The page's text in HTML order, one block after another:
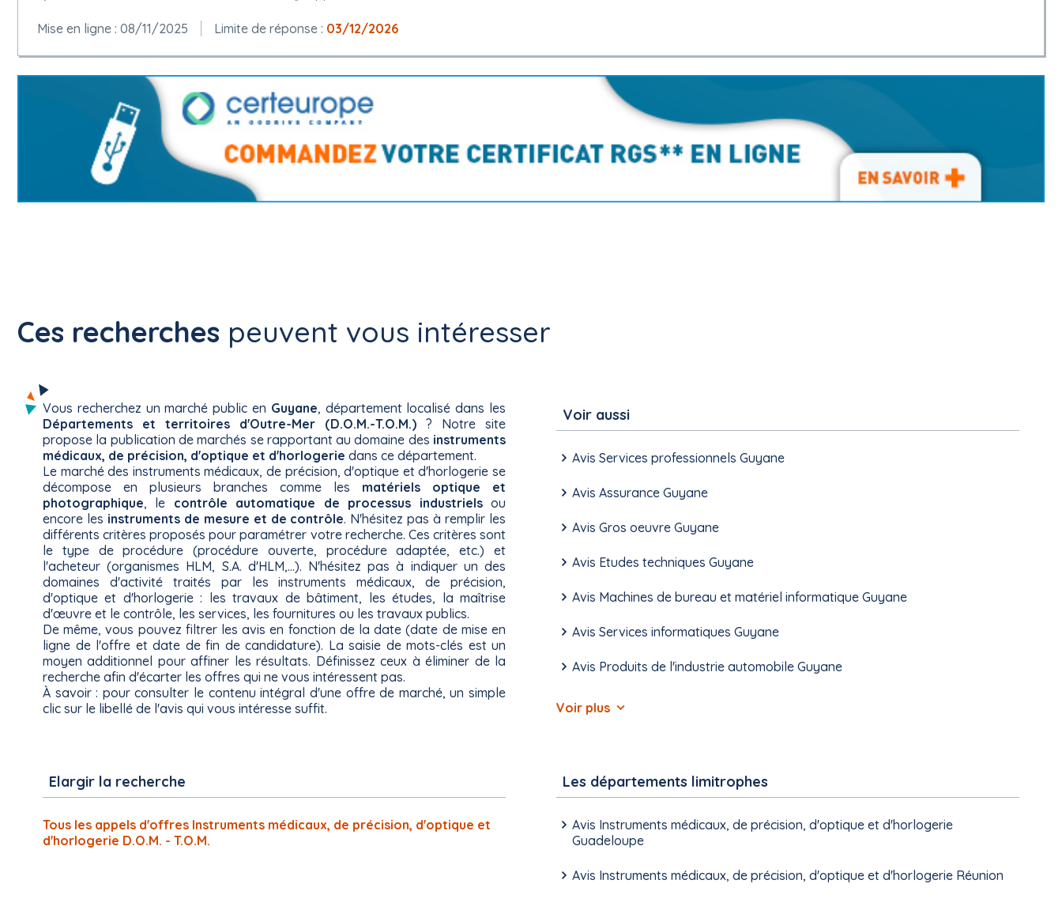
Mise en ligne : 08/11/2025 Limite de réponse : 03/12/2026
Ces recherches peuvent vous intéresser
Vous recherchez un marché public en Guyane, département localisé dans les
Départements et territoires d'Outre-Mer (D.O.M.-T.O.M.) ? Notre site
propose la publication de marchés se rapportant au domaine des instruments
médicaux, de précision, d'optique et d'horlogerie dans ce département.
Le marché des instruments médicaux, de précision, d'optique et d'horlogerie se
décompose en plusieurs branches comme les matériels optique et
photographique, le contrôle automatique de processus industrielsou
encore les instruments de mesure et de contrôle. N'hésitez pas à remplir les
différents critères proposés pour paramétrer votre recherche. Ces critères sont
le type de procédure (procédure ouverte, procédure adaptée, etc.) et
l'acheteur (organismes HLM, S.A. d'HLM,...). N'hésitez pas à indiquer un des
domaines d'activité traités par les instruments médicaux, de précision,
d'optique et d'horlogerie : les travaux de bâtiment, les études, la maîtrise
d'œuvre et le contrôle, les services, les fournitures ou les travaux publics.
De même, vous pouvez filtrer les avis en fonction de la date (date de mise en
ligne de l'offre et date de fin de candidature). La saisie de mots-clés est un
moyen additionnel pour affiner les résultats. Définissez ceux à éliminer de la
recherche afin d'écarter les offres qui ne vous intéressent pas.
À savoir : pour consulter le contenu intégral d'une offre de marché, un simple
clic sur le libellé de l'avis qui vous intéresse suffit.
Voir aussi
Avis Services professionnels Guyane
Avis Assurance Guyane
Avis Gros oeuvre Guyane
Avis Etudes techniques Guyane
Avis Machines de bureau et matériel informatique Guyane
Avis Services informatiques Guyane
Avis Produits de l'industrie automobile Guyane
Voir plus
Elargir la recherche
Tous les appels d'offres Instruments médicaux, de précision, d'optique et
d'horlogerie D.O.M. - T.O.M.
Les départements limitrophes
Avis Instruments médicaux, de précision, d'optique et d'horlogerie
Guadeloupe
Avis Instruments médicaux, de précision, d'optique et d'horlogerie Réunion